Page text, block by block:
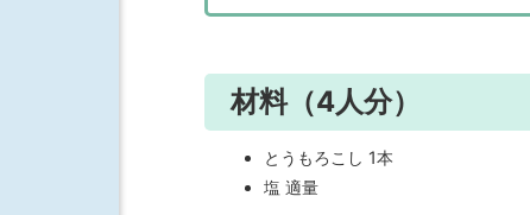
材料（4人分）
とうもろこし 1本
塩 適量